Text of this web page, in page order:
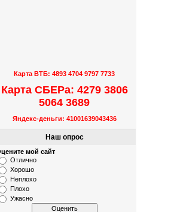
Карта ВТБ: 4893 4704 9797 7733
Карта СБЕРа: 4279 3806
5064 3689
Яндекс-деньги: 41001639043436
Наш опрос
мой сайт
Отлично
Хорошо
Неплохо
Плохо
Ужасно